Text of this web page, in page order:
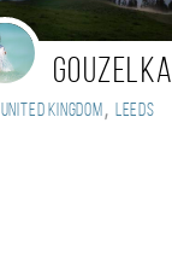
Gouzelka
United Kingdom, Leeds